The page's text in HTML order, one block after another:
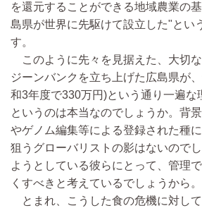
を還元することができる地域農業の
島県が世界に先駆けて設立した"とい
す。
このように先々を見据えた、大切
ジーンバンクを立ち上げた広島県が
和3年度で330万円)という通り一遍な
というのは本当なのでしょうか。背
やゲノム編集等による登録された種
狙うグローバリストの影はないので
ようとしている彼らにとって、管理
くすべきと考えているでしょうから。
とまれ、こうした食の危機に対して